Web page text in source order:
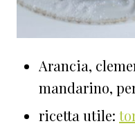
Arancia,
mandarino,
ricetta utile: